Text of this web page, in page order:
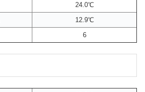
24.0℃
12.9℃
6